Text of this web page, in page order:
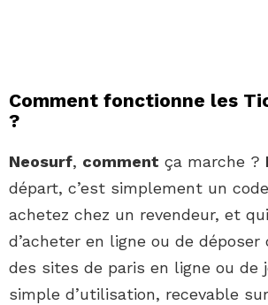
Comment fonctionne les
?
Neosurf, comment ça marche ?
départ, c’est simplement un
achetez chez un revendeur, et
d’acheter en ligne ou de
des sites de paris en ligne ou de
simple d’utilisation, recevable